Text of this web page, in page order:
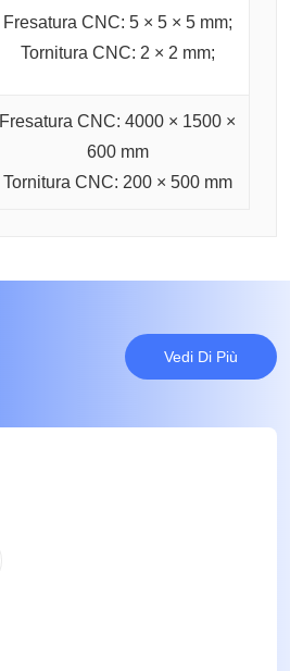
Fresatura CNC: 5 × 5 × 5 mm;
Tornitura CNC: 2 × 2 mm;
Fresatura CNC: 4000 × 1500 ×
600 mm
Tornitura CNC: 200 × 500 mm
Vedi Di Più